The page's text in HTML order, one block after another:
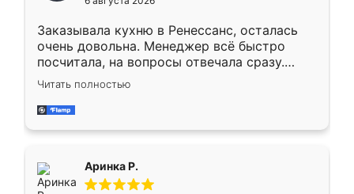
мебели буду заказывать только здесь.
Заказывала кухню в Ренессанс, осталась
очень довольна. Менеджер всё быстро
посчитала, на вопросы отвечала сразу.
Замерщик приехал в субботу, подошёл к
делу со всей ответственностью. Собрали
за день, ребята работали аккуратно, даже
Читать полностью
Аринка Р.